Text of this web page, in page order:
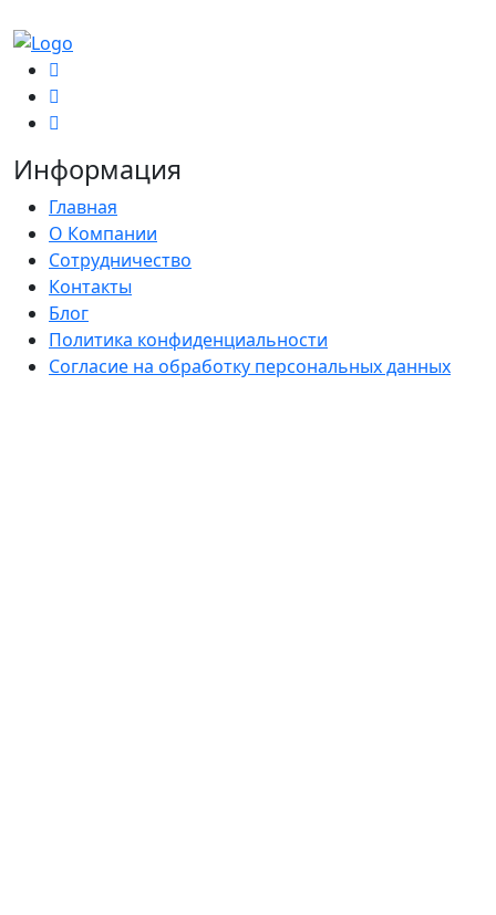
Информация
Главная
О Компании
Сотрудничество
Контакты
Блог
Политика конфиденциальности
Согласие на обработку персональных данных